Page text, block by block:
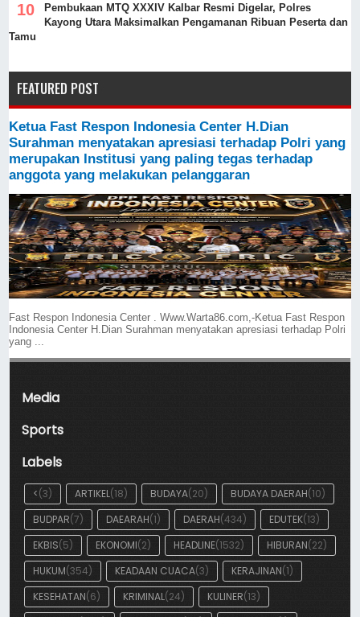
Pembukaan MTQ XXXIV Kalbar Resmi Digelar, Polres
Kayong Utara Maksimalkan Pengamanan Ribuan Peserta dan
Tamu
FEATURED POST
Ketua Fast Respon Indonesia Center H.Dian
Surahman menyatakan apresiasi terhadap Polri yang
merupakan Institusi yang paling tegas terhadap
anggota yang melakukan pelanggaran
Fast Respon Indonesia Center . Www.Warta86.com,-Ketua Fast Respon
Indonesia Center H.Dian Surahman menyatakan apresiasi terhadap Polri
yang ...
Media
Sports
Labels
<(3) ARTIKEL(18) BUDAYA(20) BUDAYA DAERAH(10)
BUDPAR(7) DAEARAH(1) DAERAH(434) EDUTEK(13)
EKBIS(5) EKONOMI(2) HEADLINE(1532) HIBURAN(22)
HUKUM(354) KEADAAN CUACA(3) KERAJINAN(1)
KESEHATAN(6) KRIMINAL(24) KULINER(13)